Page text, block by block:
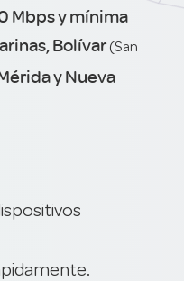
Mbps y mínima
Bolívar (San
y Nueva